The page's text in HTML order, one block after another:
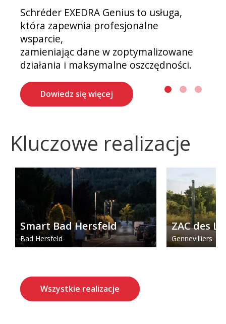
Schréder EXEDRA Genius to usługa,
która zapewnia profesjonalne
wsparcie,
zamieniając dane w zoptymalizowane
działania i maksymalne oszczędności.
Dowiedz się więcej
Kluczowe realizacje
Smart Bad Hersfeld
Bad Hersfeld
ZAC des
Gennevilliers
Wszystkie realizacje